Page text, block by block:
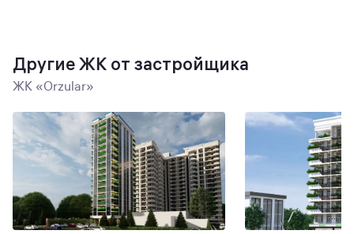
Другие ЖК от застройщика
ЖК «Orzular»